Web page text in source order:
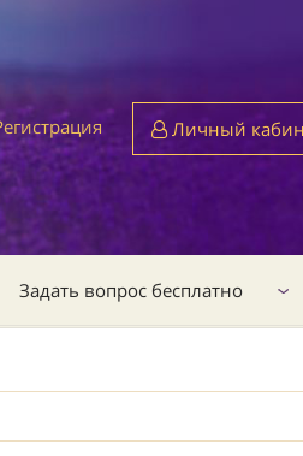
Личный
Задать вопрос бесплатно